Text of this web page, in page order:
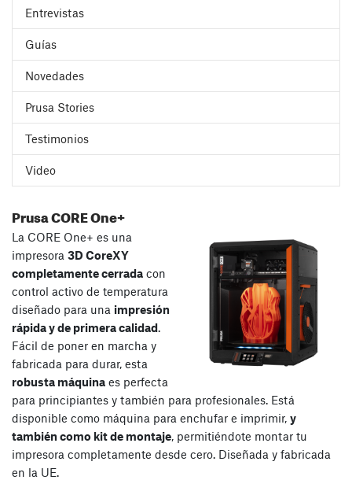
Entrevistas
Guías
Novedades
Prusa Stories
Testimonios
Video
Prusa CORE One+
La CORE One+ es una
impresora 3D CoreXY
completamente cerrada con
control activo de temperatura
diseñado para una impresión
rápida y de primera calidad.
Fácil de poner en marcha y
fabricada para durar, esta
robusta máquina es perfecta
para principiantes y también para profesionales. Está
disponible como máquina para enchufar e imprimir, y
también como kit de montaje, permitiéndote montar tu
impresora completamente desde cero. Diseñada y fabricada
en la UE.